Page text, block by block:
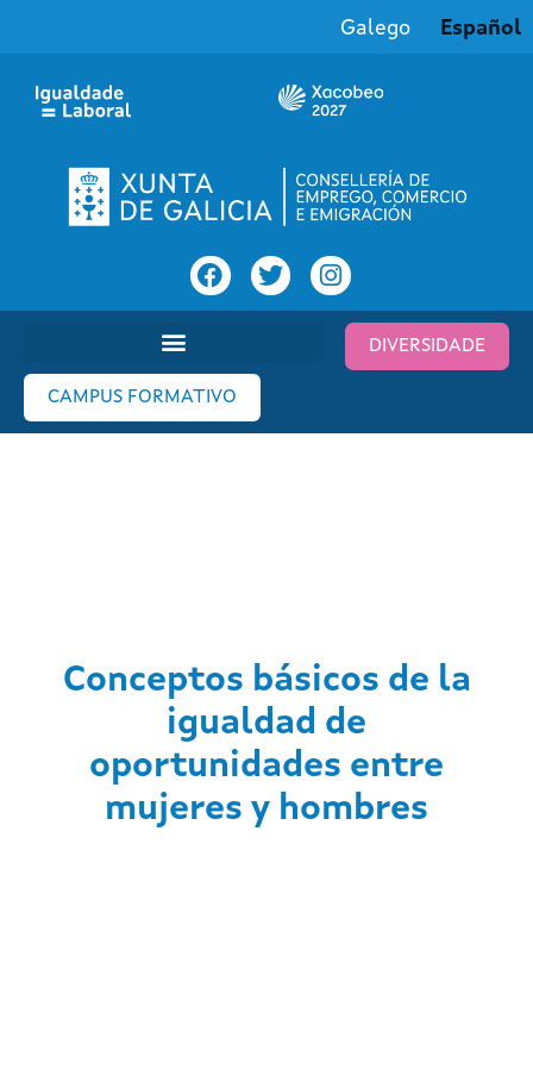
Galego Español
DIVERSIDADE
CAMPUS FORMATIVO
Conceptos básicos de la
igualdad de
oportunidades entre
mujeres y hombres